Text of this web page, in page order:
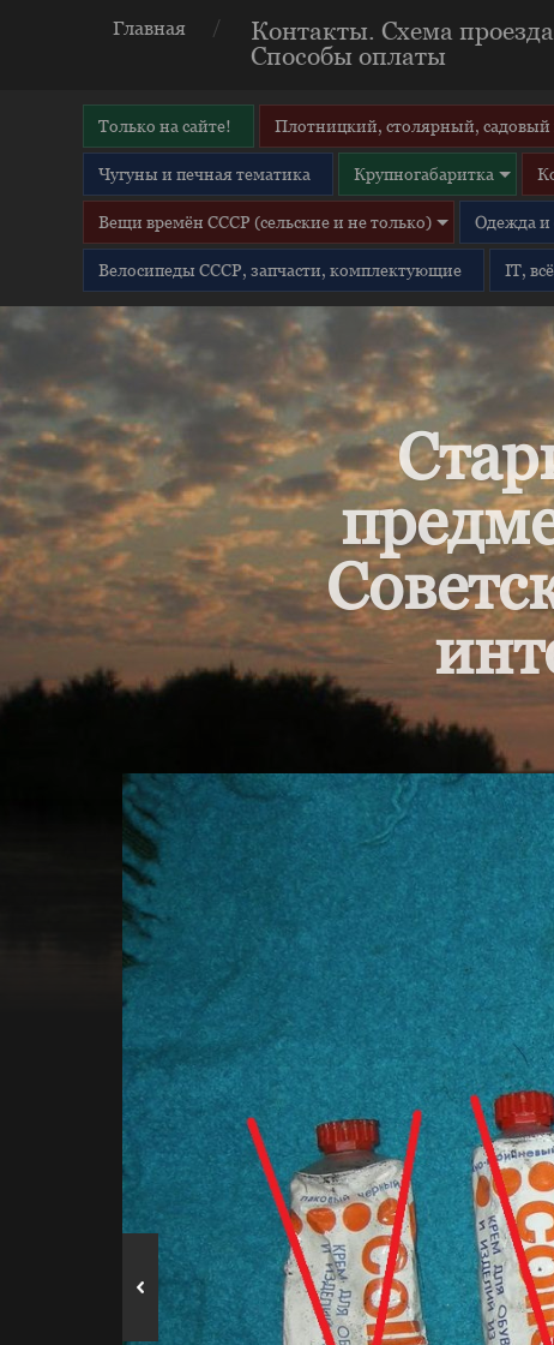
Главная
Контакты. Схема
Способы оплаты
Только на сайте! Плотницкий, столярный, садовый
Чугуны и печная тематика Крупногабаритка
Вещи времён СССР (сельские и не только) Одежда и
Велосипеды СССР, запчасти, комплектующие IT,